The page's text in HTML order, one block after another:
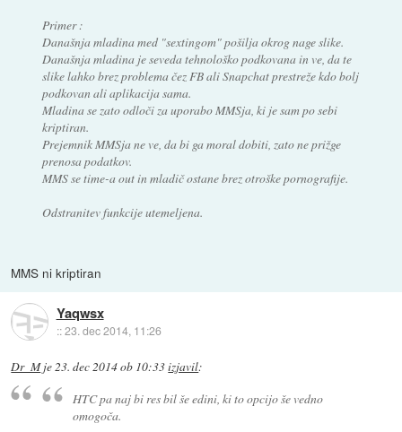
Primer :
Današnja mladina med "sextingom" pošilja okrog nage slike.
Današnja mladina je seveda tehnološko podkovana in ve, da te
slike lahko brez problema čez FB ali Snapchat prestreže kdo bolj
podkovan ali aplikacija sama.
Mladina se zato odloči za uporabo MMSja, ki je sam po sebi
kriptiran.
Prejemnik MMSja ne ve, da bi ga moral dobiti, zato ne prižge
prenosa podatkov.
MMS se time-a out in mladič ostane brez otroške pornografije.
Odstranitev funkcije utemeljena.
MMS ni kriptiran
Yaqwsx
::23. dec 2014, 11:26
Dr_Mje23. dec 2014 ob 10:33izjavil:
HTC pa naj bi res bil še edini, ki to opcijo še vedno
omogoča.